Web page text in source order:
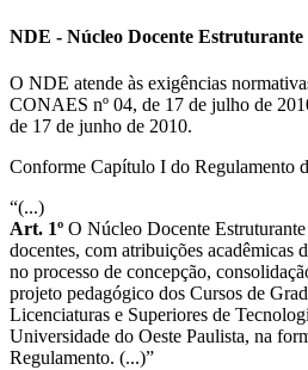
NDE - Núcleo Docente Estruturante
O NDE atende às exigências
CONAES nº 04, de 17 de julho de
de 17 de junho de 2010.
Conforme Capítulo I do Regulamento
“(...)
Art. 1º O Núcleo Docente
docentes, com atribuições acadêmicas
no processo de concepção,
projeto pedagógico dos Cursos de
Licenciaturas e Superiores de
Universidade do Oeste Paulista, na
Regulamento. (...)”